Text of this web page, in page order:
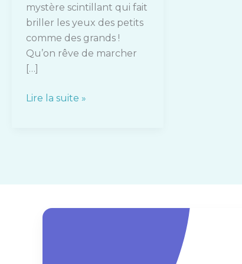
mystère scintillant qui fait
briller les yeux des petits
comme des grands !
Qu’on rêve de marcher
[…]
Lire la suite »